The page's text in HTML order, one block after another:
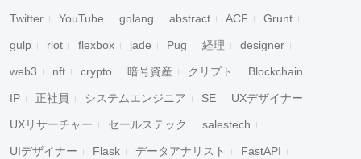
Twitter YouTube golang abstract ACF Grunt
gulp riot flexbox jade Pug 経理 designer
web3 nft crypto 暗号資産 クリプト Blockchain
IP 正社員 システムエンジニア SE UXデザイナー
UXリサーチャー セールステック salestech
UIデザイナー Flask データアナリスト FastAPI